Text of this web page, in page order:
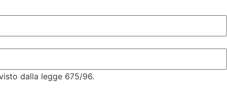
dalla legge 675/96.